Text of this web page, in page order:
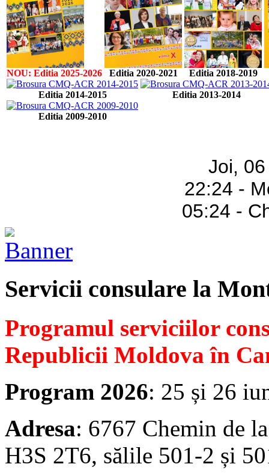
NOU: Editia 2025-2026 Editia 2020-2021 Editia 2018-2019
Editia 2014-2015 Editia 2013-2014
Editia 2009-2010
Joi,
22:24 -
05:24 -
Servicii consulare la
Programul serviciilor
Republicii Moldova în
Program 2026: 25 și 26
Adresa: 6767 Chemin de
H3S 2T6, sălile 501-2 și